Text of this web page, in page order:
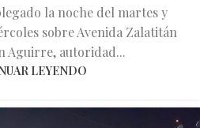
la noche del martes y
sobre Avenida Zalatitán
Aguirre, autoridad...
LEYENDO